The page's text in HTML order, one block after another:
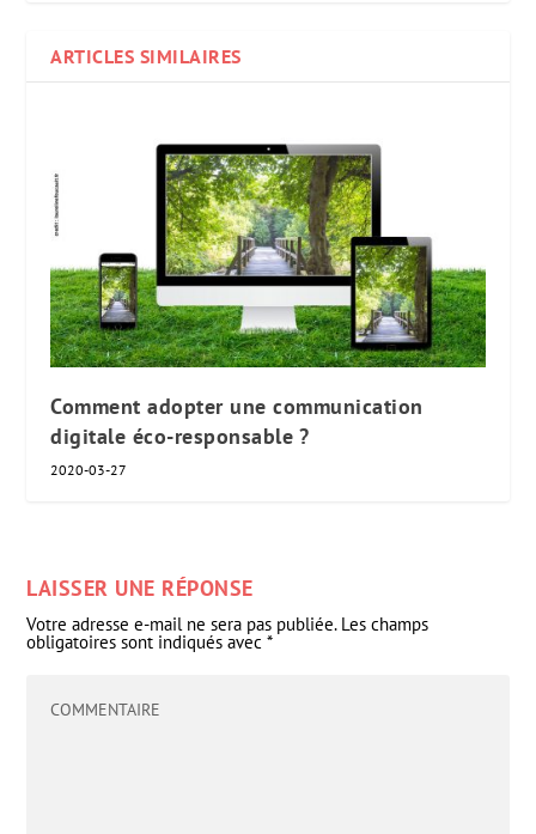
ARTICLES SIMILAIRES
Comment adopter une communication
digitale éco-responsable ?
2020-03-27
LAISSER UNE RÉPONSE
Votre adresse e-mail ne sera pas publiée. Les champs
obligatoires sont indiqués avec*